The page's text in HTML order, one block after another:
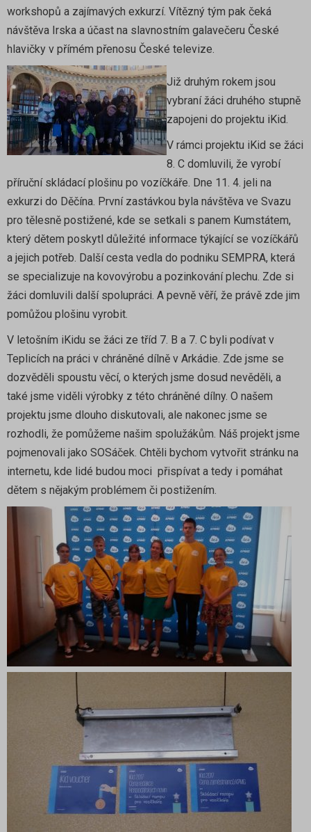
workshopů a zajímavých exkurzí. Vítězný tým pak čeká
návštěva Irska a účast na slavnostním galavečeru České
hlavičky v přímém přenosu České televize.
Již druhým rokem jsou
vybraní žáci druhého stupně
zapojeni do projektu iKid.
V rámci projektu iKid se žáci
8. C domluvili, že vyrobí
příruční skládací plošinu po vozíčkáře. Dne 11. 4. jeli na
exkurzi do Děčína. První zastávkou byla návštěva ve Svazu
pro tělesně postižené, kde se setkali s panem Kumstátem,
který dětem poskytl důležité informace týkající se vozíčkářů
a jejich potřeb. Další cesta vedla do podniku SEMPRA, která
se specializuje na kovovýrobu a pozinkování plechu. Zde si
žáci domluvili další spolupráci. A pevně věří, že právě zde jim
pomůžou plošinu vyrobit.
V letošním iKidu se žáci ze tříd 7. B a 7. C byli podívat v
Teplicích na práci v chráněné dílně v Arkádie. Zde jsme se
dozvěděli spoustu věcí, o kterých jsme dosud nevěděli, a
také jsme viděli výrobky z této chráněné dílny. O našem
projektu jsme dlouho diskutovali, ale nakonec jsme se
rozhodli, že pomůžeme našim spolužákům. Náš projekt jsme
pojmenovali jako SOSáček. Chtěli bychom vytvořit stránku na
internetu, kde lidé budou moci přispívat a tedy i pomáhat
dětem s nějakým problémem či postižením.